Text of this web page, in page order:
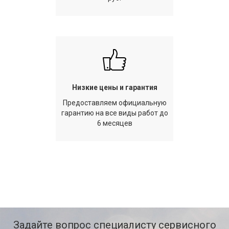
Низкие цены и гарантия
Предоставляем официальную
гарантию на все виды работ до
6 месяцев
Задайте вопрос специалисту сервисного